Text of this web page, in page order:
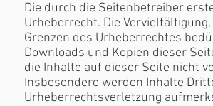
Die durch die Seitenbetreiber
Urheberrecht. Die
Grenzen des Urheberrechtes
Downloads und Kopien dieser
die Inhalte auf dieser Seite nicht
Insbesondere werden Inhalte
Urheberrechtsverletzung